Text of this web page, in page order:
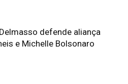
defende aliança
e Michelle Bolsonaro